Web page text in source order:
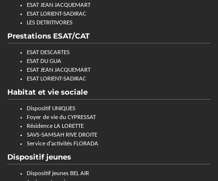
ESAT JEAN JACQUEMART
ESAT LORIENT-SADIRAC
LES DETRITIVORES
Prestations ESAT/CAT
ESAT DESCARTES
ESAT DU GUA
ESAT JEAN JACQUEMART
ESAT LORIENT-SADIRAC
Habitat et vie sociale
Dispositif UNIQUES
Foyer de vie du CYPRESSAT
Résidence LA LORETTE
SAVS-SAMSAH RIVE DROITE
Service d’activités FLORADA
Dispositif jeunes
Dispositif jeunes BEL AIR